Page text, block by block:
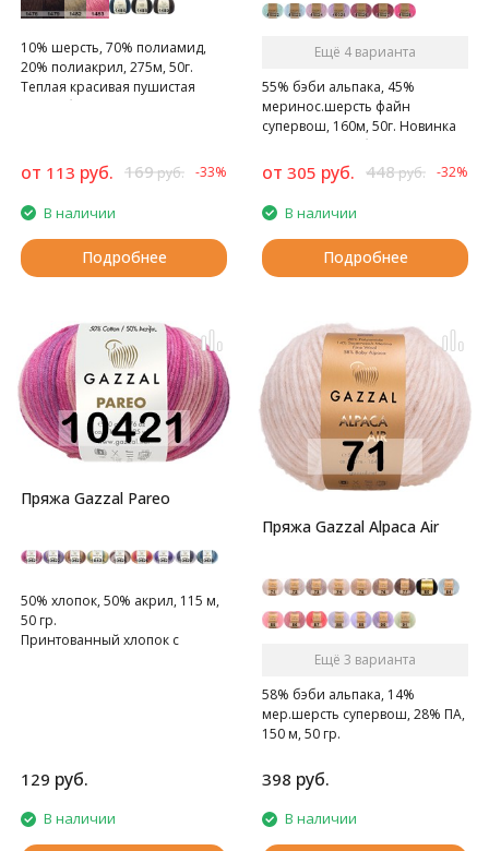
10% шерсть, 70% полиамид,
20% полиакрил, 275м, 50г.
Теплая красивая пушистая
нить с блеском.
от 113 руб. 169руб. -33%
В наличии
Подробнее
Ещё 4 варианта
55% бэби альпака, 45%
меринос.шерсть файн
супервош, 160м, 50г. Новинка
от турецкой фабрики Gazzal
от 305 руб. 448руб. -32%
В наличии
Подробнее
Пряжа Gazzal Pareo
50% хлопок, 50% акрил, 115 м,
50 гр.
Принтованный хлопок с
129 руб.
В наличии
Пряжа Gazzal Alpaca Air
Ещё 3 варианта
58% бэби альпака, 14%
мер.шерсть супервош, 28% ПА,
150 м, 50 гр.
398 руб.
В наличии